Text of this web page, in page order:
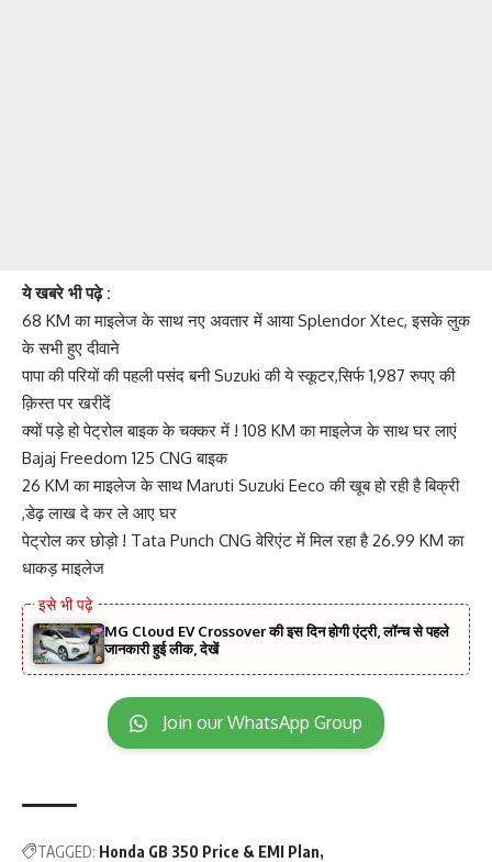
ये खबरे भी पढ़े :
68 KM का माइलेज के साथ नए अवतार में आया Splendor Xtec, इसके लुक
के सभी हुए दीवाने
पापा की परियों की पहली पसंद बनी Suzuki की ये स्कूटर,सिर्फ 1,987 रुपए की
क़िस्त पर खरीदें
क्यों पड़े हो पेट्रोल बाइक के चक्कर में ! 108 KM का माइलेज के साथ घर लाएं
Bajaj Freedom 125 CNG बाइक
26 KM का माइलेज के साथ Maruti Suzuki Eeco की खूब हो रही है बिक्री
,डेढ़ लाख दे कर ले आए घर
पेट्रोल कर छोड़ो ! Tata Punch CNG वेरिएंट में मिल रहा है 26.99 KM का
धाकड़ माइलेज
MG Cloud EV Crossover की इस दिन होगी एंट्री, लॉन्च से पहले
जानकारी हुई लीक, देखें
Join our WhatsApp Group
TAGGED: Honda GB 350 Price & EMI Plan